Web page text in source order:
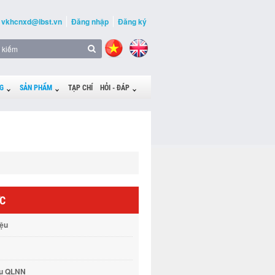
vkhcnxd@ibst.vn Đăng nhập Đăng ký
SẢN PHẨM TẠP CHÍ HỎI - ĐÁP
QLNN